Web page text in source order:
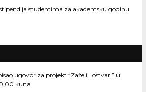
studentima za akademsku godinu
ugovor za projekt “Zaželi i ostvari” u
kuna